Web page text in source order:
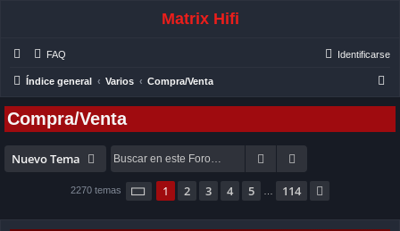
Matrix Hifi
FAQ Identificarse
Índice general Varios Compra/Venta
Compra/Venta
Nuevo Tema Buscar
2270 temas Página de 114
1 2 3 4 5 114